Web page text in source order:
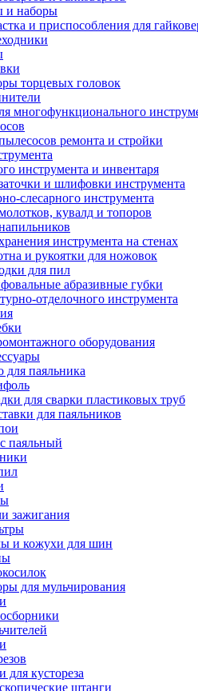
и наборы
и приспособления для
торцевых головок
многофункционального
ремонта и стройки
инструмента и инвентаря
и шлифовки инструмента
слесарного инструмента
кувалд и топоров
инструмента на стенах
и рукоятки для ножовок
для пил
абразивные губки
отделочного инструмента
оборудования
для паяльника
для сварки пластиковых труб
для паяльников
паяльный
зажигания
и кожухи для шин
для мульчирования
для кустореза
штанги